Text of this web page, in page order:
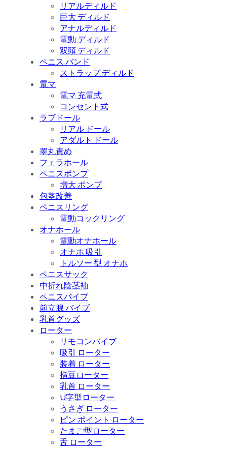
リアルディルド
巨大 ディルド
アナルディルド
電動 ディルド
双頭 ディルド
ペニス バンド
ストラップ ディルド
電マ
電マ 充電式
コンセント式
ラブドール
リアル ドール
アダルト ドール
睾丸責め
フェラホール
ペニスポンプ
増大 ポンプ
包茎改善
ペニスリング
電動コックリング
オナホール
電動オナホール
オナホ 吸引
トルソー 型 オナホ
ペニスサック
中折れ陰茎袖
ペニスバイブ
前立腺 バイブ
乳首グッズ
ローター
リモコンバイブ
吸引 ローター
装着 ローター
指豆ローター
乳首 ローター
U字型ローター
うさぎ ローター
ピン ポイント ローター
たまご型ローター
舌 ローター